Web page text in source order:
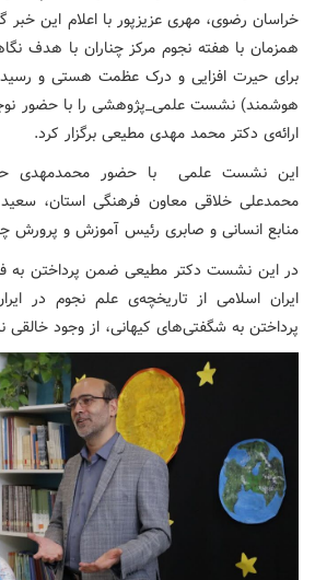
همزمان با هفته نجوم مرکز چناران با هدف
برای حیرت‌ افزایی و درک عظمت هستی و
هوشمند) نشست علمی_پژوهشی را با حضور
ارائه‌ی دکتر محمد مهدی مطیعی برگزار کرد.
این نشست علمی با حضور محمدمهدی
محمدعلی خلاقی معاون فرهنگی استان،
منابع انسانی و صابری رئیس آموزش و پرورش
در این نشست دکتر مطیعی ضمن پرداختن به
ایران اسلامی از تاریخچه‌ی علم نجوم در
پرداختن به شگفتی‌های کیهانی، از وجود